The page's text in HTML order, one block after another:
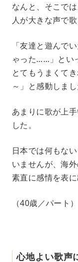
なんと、そこで
人が大きな声で
「友達と遊んで
ゃった……」とい
とてもうまくて
～」と感動しまし
あまりに歌が上
した。
日本では何もな
いませんが、海
素直に感情を表
（40歳／パート）
心地よい歌声